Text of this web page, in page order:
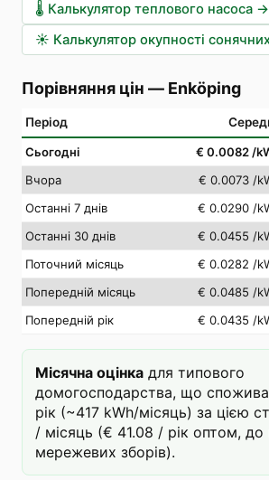
🌡️ Калькулятор теплового насоса →
☀️ Калькулятор окупності
Порівняння цін — Enköping
Період
Сьогодні € 0.0082 /
Вчора
€ 0.0073 /
Останні 7 днів
€ 0.0290 /
Останні 30 днів
€ 0.0455 /
Поточний місяць
€ 0.0282 /
Попередній місяць
€ 0.0485 /
Попередній рік
€ 0.0435 /
Місячна оцінка для типового
домогосподарства, що
рік (~417 kWh/місяць) за цією
/ місяць (€ 41.08 / рік оптом, до
мережевих зборів).